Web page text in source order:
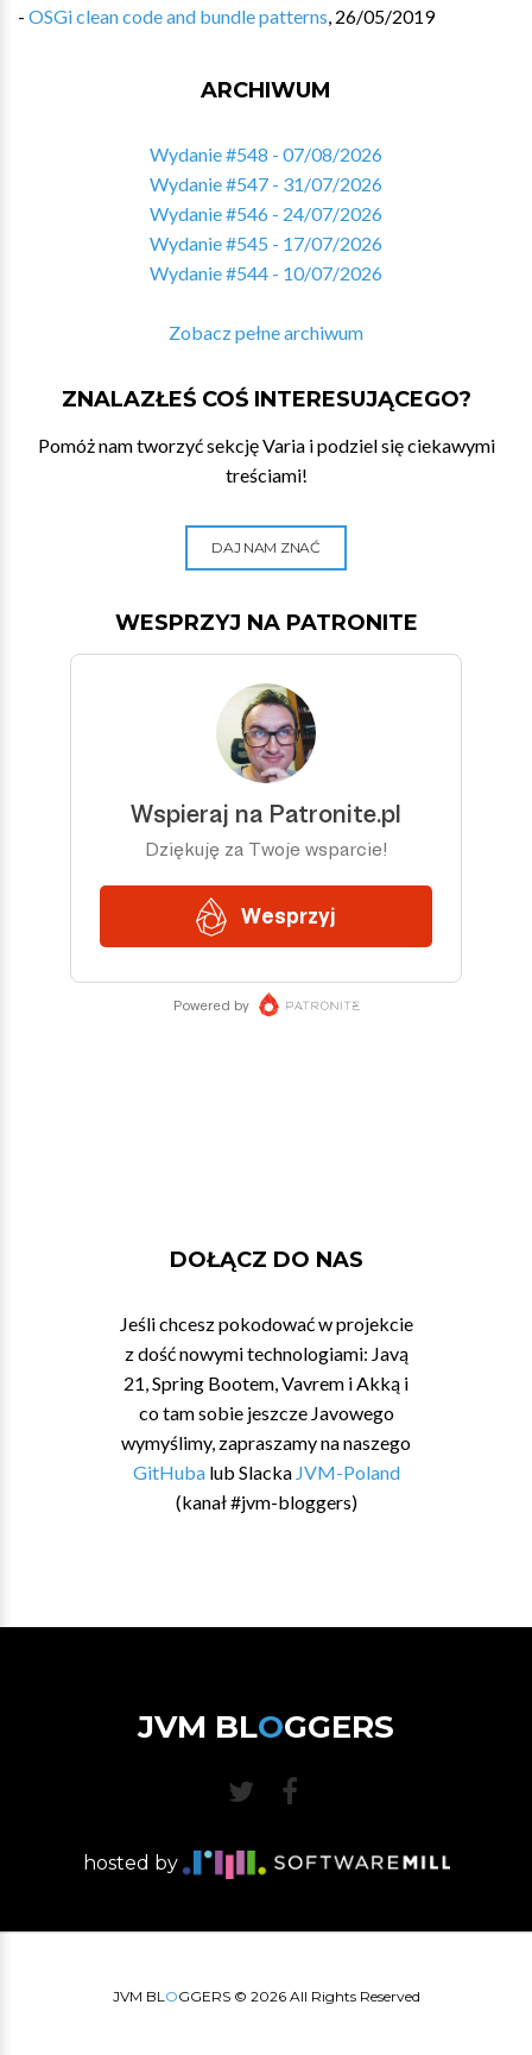
- OSGi clean code and bundle patterns, 26/05/2019
ARCHIWUM
Wydanie #548 - 07/08/2026
Wydanie #547 - 31/07/2026
Wydanie #546 - 24/07/2026
Wydanie #545 - 17/07/2026
Wydanie #544 - 10/07/2026
Zobacz pełne archiwum
ZNALAZŁEŚ COŚ INTERESUJĄCEGO?
Pomóż nam tworzyć sekcję Varia i podziel się ciekawymi
treściami!
DAJ NAM ZNAĆ
WESPRZYJ NA PATRONITE
DOŁĄCZ DO NAS
Jeśli chcesz pokodować w projekcie
z dość nowymi technologiami: Javą
21, Spring Bootem, Vavrem i Akką i
co tam sobie jeszcze Javowego
wymyślimy, zapraszamy na naszego
GitHubalub Slacka JVM-Poland
(kanał #jvm-bloggers)
JVM BLOGGERS
hosted by
JVM BLOGGERS © 2026All Rights Reserved